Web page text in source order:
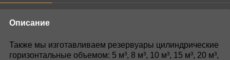
Описание
Также мы изготавливаем резервуары цилиндрические
горизонтальные объемом: 5 м³, 8 м³, 10 м³, 15 м³, 20 м³,